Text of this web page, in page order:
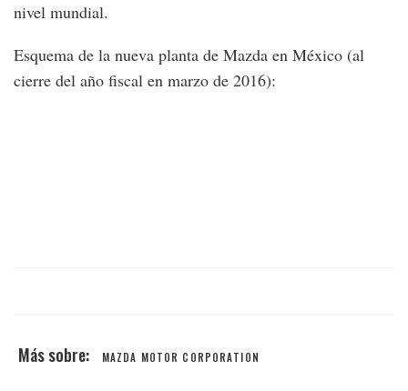
nivel mundial.
Esquema de la nueva planta de Mazda en México (al
cierre del año fiscal en marzo de 2016):
MAZDA MOTOR CORPORATION